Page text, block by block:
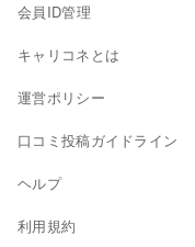
会員ID管理
キャリコネとは
運営ポリシー
口コミ投稿ガイドライン
ヘルプ
利用規約